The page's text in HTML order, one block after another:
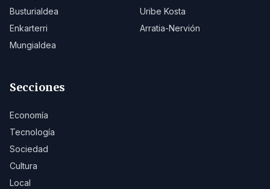
Busturialdea
Uribe Kosta
Enkarterri
Arratia-Nervión
Mungialdea
Secciones
Economía
Tecnología
Sociedad
Cultura
Local